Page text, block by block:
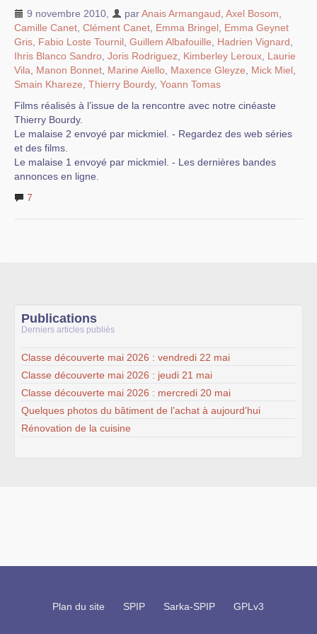
9 novembre 2010 parAnais Armangaud Axel Bosom
Camille Canet Clément Canet Emma Bringel Emma Geynet
Gris Fabio Loste Tournil Guillem Albafouille Hadrien Vignard
Ihris Blanco Sandro Joris Rodriguez Kimberley Leroux Laurie
Vila
Manon Bonnet Marine Aiello Maxence Gleyze Mick Miel
Smain Khareze Thierry Bourdy, Yoann Tomas
Films réalisés à l’issue de la rencontre avec notre cinéaste
Thierry Bourdy.
Le malaise 2 envoyé par mickmiel. - Regardez des web séries
et des films.
Le malaise 1 envoyé par mickmiel. - Les dernières bandes
annonces en ligne.
7
Publications
Derniers articles publiés
Classe découverte mai 2026 : vendredi 22 mai
Classe découverte mai 2026 : jeudi 21 mai
Classe découverte mai 2026 : mercredi 20 mai
Quelques photos du bâtiment de l’achat à aujourd’hui
Rénovation de la cuisine
Plan du site SPIP Sarka-SPIP GPLv3